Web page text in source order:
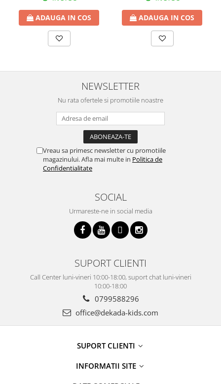
ADAUGA IN COS ADAUGA IN COS
NEWSLETTER
Nu rata ofertele si promotiile noastre
Vreau sa primesc newsletter cu promotiile
magazinului. Afla mai multe in Politica de
Confidentialitate
SOCIAL
Urmareste-ne in social media
SUPORT CLIENTI
Call Center luni-vineri 10:00-18:00, suport chat luni-vineri
10:00-18:00
0799588296
office@dekada-kids.com
SUPORT CLIENTI
INFORMATII SITE